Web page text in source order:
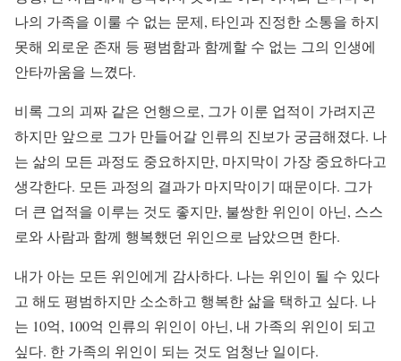
나의 가족을 이룰 수 없는 문제, 타인과 진정한 소통을 하지
못해 외로운 존재 등 평범함과 함께할 수 없는 그의 인생에
안타까움을 느꼈다.
비록 그의 괴짜 같은 언행으로, 그가 이룬 업적이 가려지곤
하지만 앞으로 그가 만들어갈 인류의 진보가 궁금해졌다. 나
는 삶의 모든 과정도 중요하지만, 마지막이 가장 중요하다고
생각한다. 모든 과정의 결과가 마지막이기 때문이다. 그가
더 큰 업적을 이루는 것도 좋지만, 불쌍한 위인이 아닌, 스스
로와 사람과 함께 행복했던 위인으로 남았으면 한다.
내가 아는 모든 위인에게 감사하다. 나는 위인이 될 수 있다
고 해도 평범하지만 소소하고 행복한 삶을 택하고 싶다. 나
는 10억, 100억 인류의 위인이 아닌, 내 가족의 위인이 되고
싶다. 한 가족의 위인이 되는 것도 엄청난 일이다.